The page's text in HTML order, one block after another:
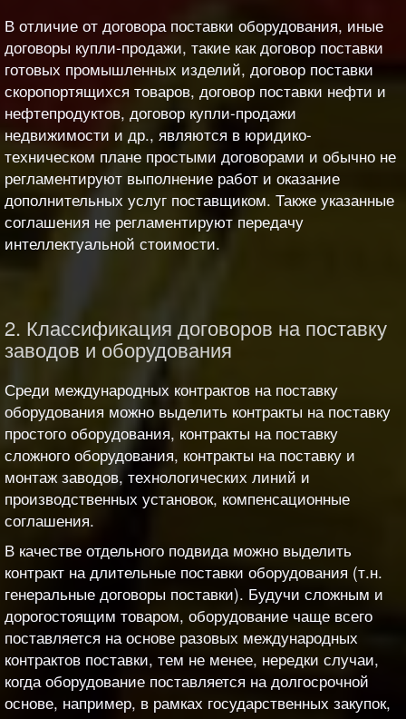
В отличие от договора поставки оборудования, иные
договоры купли-продажи, такие как договор поставки
готовых промышленных изделий, договор поставки
скоропортящихся товаров, договор поставки нефти и
нефтепродуктов, договор купли-продажи
недвижимости и др., являются в юридико-
техническом плане простыми договорами и обычно не
регламентируют выполнение работ и оказание
дополнительных услуг поставщиком. Также указанные
соглашения не регламентируют передачу
интеллектуальной стоимости.
2. Классификация договоров на поставку
заводов и оборудования
Среди международных контрактов на поставку
оборудования можно выделить контракты на поставку
простого оборудования, контракты на поставку
сложного оборудования, контракты на поставку и
монтаж заводов, технологических линий и
производственных установок, компенсационные
соглашения.
В качестве отдельного подвида можно выделить
контракт на длительные поставки оборудования (т.н.
генеральные договоры поставки). Будучи сложным и
дорогостоящим товаром, оборудование чаще всего
поставляется на основе разовых международных
контрактов поставки, тем не менее, нередки случаи,
когда оборудование поставляется на долгосрочной
основе, например, в рамках государственных закупок,